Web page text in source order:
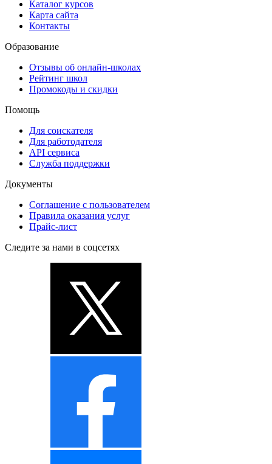
Каталог курсов
Карта сайта
Контакты
Образование
Отзывы об онлайн-школах
Рейтинг школ
Промокоды и скидки
Помощь
Для соискателя
Для работодателя
API сервиса
Служба поддержки
Документы
Соглашение с пользователем
Правила оказания услуг
Прайс-лист
Следите за нами в соцсетях